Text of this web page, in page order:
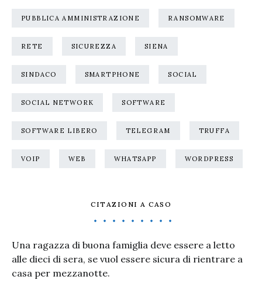
PUBBLICA AMMINISTRAZIONE RANSOMWARE
RETE SICUREZZA SIENA
SINDACO SMARTPHONE SOCIAL
SOCIAL NETWORK SOFTWARE
SOFTWARE LIBERO TELEGRAM TRUFFA
VOIP WEB WHATSAPP WORDPRESS
CITAZIONI A CASO
Una ragazza di buona famiglia deve essere a letto
alle dieci di sera, se vuol essere sicura di rientrare a
casa per mezzanotte.